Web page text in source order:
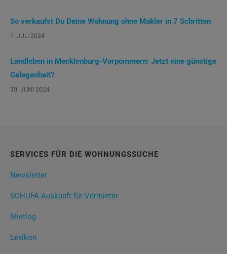
So verkaufst Du Deine Wohnung ohne Makler in 7 Schritten
1. JULI 2024
Landleben in Mecklenburg-Vorpommern: Jetzt eine günstige
Gelegenheit?
30. JUNI 2024
SERVICES FÜR DIE WOHNUNGSSUCHE
Newsletter
SCHUFA Auskunft für Vermieter
Mietlog
Lexikon